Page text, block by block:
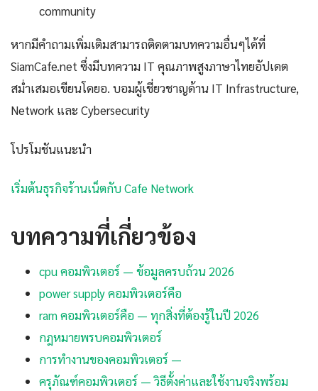
community
หากมีคำถามเพิ่มเติมสามารถติดตามบทความอื่นๆได้ที่
SiamCafe.net ซึ่งมีบทความ IT คุณภาพสูงภาษาไทยอัปเดต
สม่ำเสมอเขียนโดยอ. บอมผู้เชี่ยวชาญด้าน IT Infrastructure,
Network และ Cybersecurity
โปรโมชันแนะนำ
เริ่มต้นธุรกิจร้านเน็ตกับ Cafe Network
บทความที่เกี่ยวข้อง
cpu คอมพิวเตอร์ — ข้อมูลครบถ้วน 2026
power supply คอมพิวเตอร์คือ
ram คอมพิวเตอร์คือ — ทุกสิ่งที่ต้องรู้ในปี 2026
กฎหมายพรบคอมพิวเตอร์
การทํางานของคอมพิวเตอร์ —
ครุภัณฑ์คอมพิวเตอร์ — วิธีตั้งค่าและใช้งานจริงพร้อม